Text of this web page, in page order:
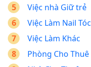
Việc nhà Giữ trẻ
Việc Làm Nail Tóc
Việc Làm Khác
Phòng Cho Thuê